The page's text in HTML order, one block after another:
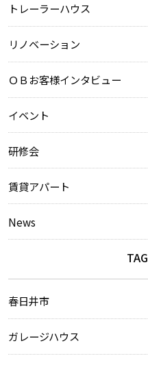
トレーラーハウス
リノベーション
ＯＢお客様インタビュー
イベント
研修会
賃貸アパート
News
TAG
春日井市
ガレージハウス